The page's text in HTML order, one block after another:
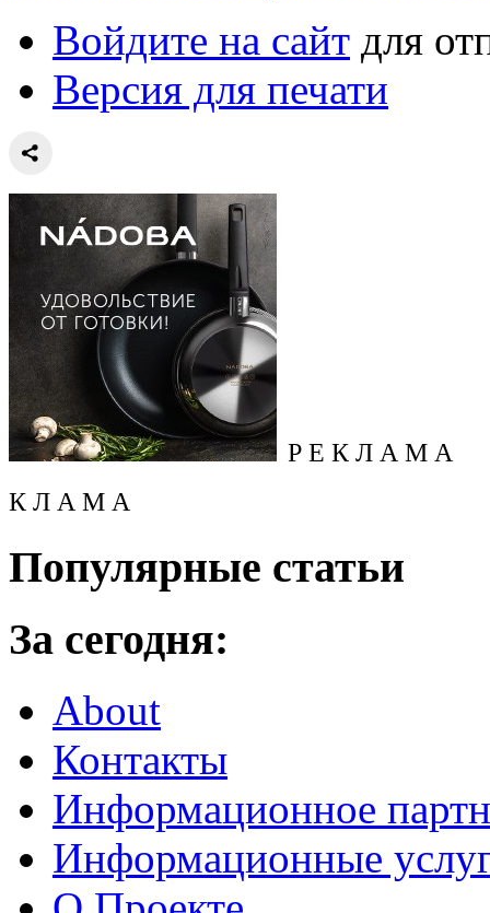
Войдите на сайт для
Версия для печати
Р Е К Л А М А
К Л А М А
Популярные статьи
За сегодня:
About
Контакты
Информационное
Информационные